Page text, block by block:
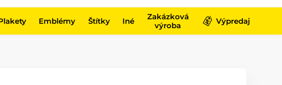
Emblémy Štítky Iné
Zakázková
výroba
Výpredaj